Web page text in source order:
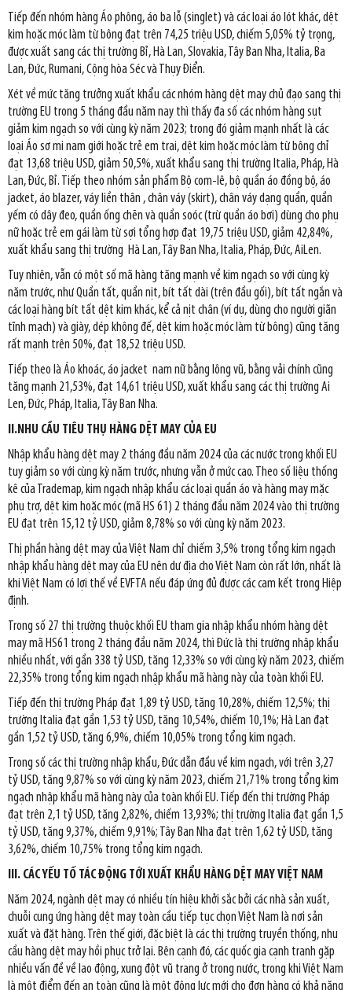
Tiếp đến nhóm hàng Áo phông, áo ba lỗ (singlet) và các loại áo lót khác, dệt
kim hoặc móc làm từ bông đạt trên 74,25 triệu USD, chiếm 5,05% tỷ trọng,
được xuất sang các thị trường Bỉ, Hà Lan, Slovakia, Tây Ban Nha, Italia, Ba
Lan, Đức, Rumani, Cộng hòa Séc và Thụy Điển.
Xét về mức tăng trưởng xuất khẩu các nhóm hàng dệt may chủ đạo sang thị
trường EU trong 5 tháng đầu năm nay thì thấy đa số các nhóm hàng sụt
giảm kim ngạch so với cùng kỳ năm 2023; trong đó giảm mạnh nhất là các
loại Áo sơ mi nam giới hoặc trẻ em trai, dệt kim hoặc móc làm từ bông chỉ
đạt 13,68 triệu USD, giảm 50,5%, xuất khẩu sang thị trường Italia, Pháp, Hà
Lan, Đức, Bỉ. Tiếp theo nhóm sản phẩm Bộ com-lê, bộ quần áo đồng bộ, áo
jacket, áo blazer, váy liền thân , chân váy (skirt), chân váy dạng quần, quần
yếm có dây đeo, quần ống chẽn và quần soóc (trừ quần áo bơi) dùng cho phụ
nữ hoặc trẻ em gái làm từ sợi tổng hợp đạt 19,75 triệu USD, giảm 42,84%,
xuất khẩu sang thị trường Hà Lan, Tây Ban Nha, Italia, Pháp, Đức, AiLen.
Tuy nhiên, vẫn có một số mã hàng tăng mạnh về kim ngạch so với cùng kỳ
năm trước, như Quần tất, quần nịt, bít tất dài (trên đầu gối), bít tất ngắn và
các loại hàng bít tất dệt kim khác, kể cả nịt chân (ví dụ, dùng cho người giãn
tĩnh mạch) và giày, dép không đế, dệt kim hoặc móc làm từ bông) cũng tăng
rất mạnh trên 50%, đạt 18,52 triệu USD.
Tiếp theo là Áo khoác, áo jacket nam nữ bằng lông vũ, bằng vải chính cũng
tăng mạnh 21,53%, đạt 14,61 triệu USD, xuất khẩu sang các thị trường Ai
Len, Đức, Pháp, Italia, Tây Ban Nha.
II.NHU CẦU TIÊU THỤ HÀNG DỆT MAY CỦA EU
Nhập khẩu hàng dệt may 2 tháng đầu năm 2024 của các nước trong khối EU
tuy giảm so với cùng kỳ năm trước, nhưng vẫn ở mức cao. Theo số liệu thống
kê của Trademap, kim ngạch nhập khẩu các loại quần áo và hàng may mặc
phụ trợ, dệt kim hoặc móc (mã HS 61) 2 tháng đầu năm 2024 vào thị trường
EU đạt trên 15,12 tỷ USD, giảm 8,78% so với cùng kỳ năm 2023.
Thị phần hàng dệt may của Việt Nam chỉ chiếm 3,5% trong tổng kim ngạch
nhập khẩu hàng dệt may của EU nên dư địa cho Việt Nam còn rất lớn, nhất là
khi Việt Nam có lợi thế về EVFTA nếu đáp ứng đủ được các cam kết trong Hiệp
định.
Trong số 27 thị trường thuộc khối EU tham gia nhập khẩu nhóm hàng dệt
may mã HS61 trong 2 tháng đầu năm 2024, thì Đức là thị trường nhập khẩu
nhiều nhất, với gần 338 tỷ USD, tăng 12,33% so với cùng kỳ năm 2023, chiếm
22,35% trong tổng kim ngạch nhập khẩu mã hàng này của toàn khối EU.
Tiếp đến thị trường Pháp đạt 1,89 tỷ USD, tăng 10,28%, chiếm 12,5%; thị
trường Italia đạt gần 1,53 tỷ USD, tăng 10,54%, chiếm 10,1%; Hà Lan đạt
gần 1,52 tỷ USD, tăng 6,9%, chiếm 10,05% trong tổng kim ngạch.
Trong số các thị trường nhập khẩu, Đức dẫn đầu về kim ngạch, với trên 3,27
tỷ USD, tăng 9,87% so với cùng kỳ năm 2023, chiếm 21,71% trong tổng kim
ngạch nhập khẩu mã hàng này của toàn khối EU. Tiếp đến thị trường Pháp
đạt trên 2,1 tỷ USD, tăng 2,82%, chiếm 13,93%; thị trường Italia đạt gần 1,5
tỷ USD, tăng 9,37%, chiếm 9,91%; Tây Ban Nha đạt trên 1,62 tỷ USD, tăng
3,62%, chiếm 10,75% trong tổng kim ngạch.
III. CÁC YẾU TỐ TÁC ĐỘNG TỚI XUẤT KHẨU HÀNG DỆT MAY VIỆT NAM
Năm 2024, ngành dệt may có nhiều tín hiệu khởi sắc bởi các nhà sản xuất,
chuỗi cung ứng hàng dệt may toàn cầu tiếp tục chọn Việt Nam là nơi sản
xuất và đặt hàng. Trên thế giới, đặc biệt là các thị trường truyền thống, nhu
cầu hàng dệt may hồi phục trở lại. Bên cạnh đó, các quốc gia cạnh tranh gặp
nhiều vấn đề về lao động, xung đột vũ trang ở trong nước, trong khi Việt Nam
là một điểm đến an toàn cũng là một động lực mới cho đơn hàng có khả năng